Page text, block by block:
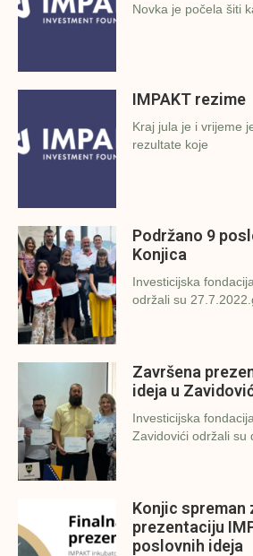
Novka je počela šiti
IMPAKT rezime
Kraj jula je i vrijeme
rezultate koje
Podržano 9
Konjica
Investicijska
održali su
Završena
ideja u
Investicijska
Zavidovići održali su
Konjic spreman
prezentaciju
poslovnih ideja